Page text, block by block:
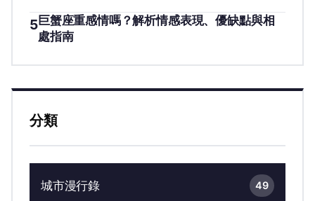
5巨蟹座重感情嗎？解析情感表現、優缺點與相
處指南
分類
城市漫行錄 49